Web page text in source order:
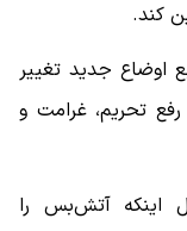
کند.
اوضاع جدید تغییر
تحریم، غرامت و
اینکه آتش‌بس را